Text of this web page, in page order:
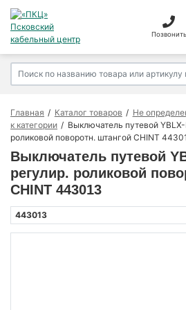
Позвонить
Главная Каталог товаров Не
к категории
Выключатель путевой
роликовой поворотн. штангой CHINT
Выключатель путевой
регулир. роликовой
CHINT 443013
443013